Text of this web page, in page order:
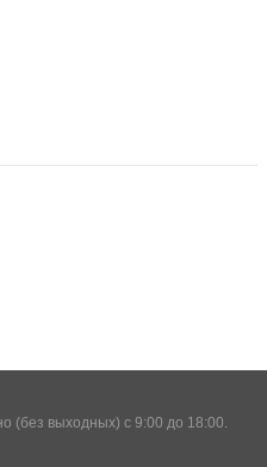
(без выходных) с 9:00 до 18:00.